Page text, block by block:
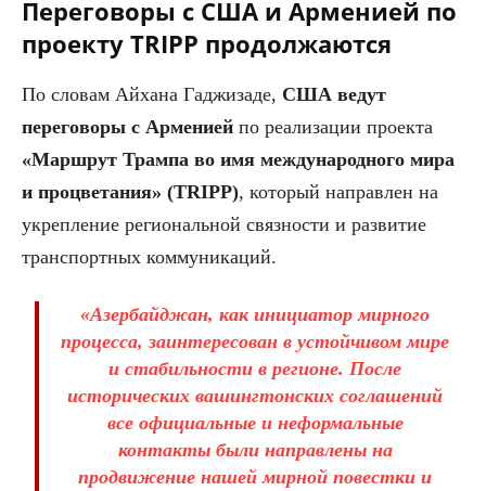
Переговоры с США и Арменией по
проекту TRIPP продолжаются
По словам Айхана Гаджизаде, США ведут
переговоры с Арменией по реализации проекта
«Маршрут Трампа во имя международного мира
и процветания» (TRIPP), который направлен на
укрепление региональной связности и развитие
транспортных коммуникаций.
«Азербайджан, как инициатор мирного
процесса, заинтересован в устойчивом мире
и стабильности в регионе. После
исторических вашингтонских соглашений
все официальные и неформальные
контакты были направлены на
продвижение нашей мирной повестки и